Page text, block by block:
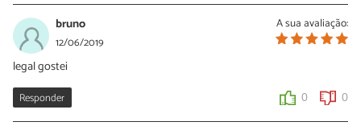
Oi Manoel. Sim, congele os bolinhos após modelar eles. Não
testámos assar no forno, se você cozinhar eles desse jeito conte
para nós o que você achou.
0 0
A sua avaliação:
bruno
12/06/2019
legal gostei
Responder 0 0